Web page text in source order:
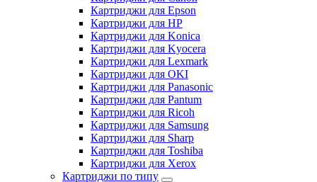
Картриджи для Epson
Картриджи для HP
Картриджи для Konica
Картриджи для Kyocera
Картриджи для Lexmark
Картриджи для OKI
Картриджи для Panasonic
Картриджи для Pantum
Картриджи для Ricoh
Картриджи для Samsung
Картриджи для Sharp
Картриджи для Toshiba
Картриджи для Xerox
Картриджи по типу